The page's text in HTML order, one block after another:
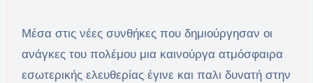
Μέσα στις νέες συνθήκες που δημιούργησαν οι
ανάγκες του πολέμου μια καινούργα ατμόσφαιρα
εσωτερικής ελευθερίας έγινε και παλι δυνατή στην